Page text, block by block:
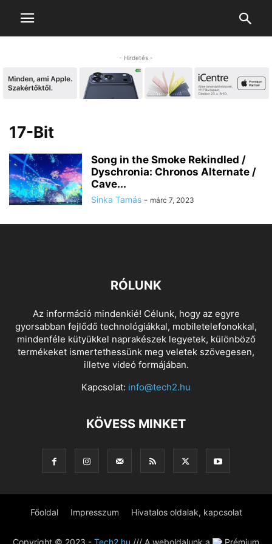
- Hirdetés -
17-Bit
Song in the Smoke Rekindled /
Dyschronia: Chronos Alternate /
Cave...
Sinka Tamás - márc 7, 2023
RÓLUNK
Az információ mindenkié! Célunk, hogy az egyre
gyorsabban fejlődő technológiákkal, mobiletelefonokkal,
mindenféle kütyükkel naprakészek legyetek, különböző
termékeket ismertethessünk meg veletek szövegesen,
illetve videó formájában.
Kapcsolat: info@tech2.hu
KÖVESS MINKET
Főoldal Impresszum Hivatalos oldalak, kapcsolat